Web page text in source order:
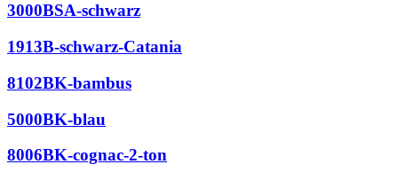
3000BSA-schwarz
1913B-schwarz-Catania
8102BK-bambus
5000BK-blau
8006BK-cognac-2-ton